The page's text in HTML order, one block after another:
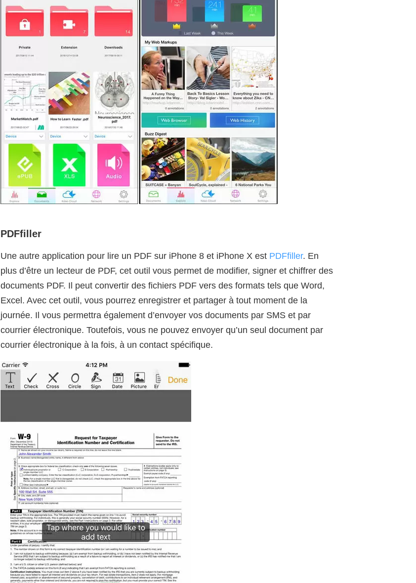
PDFfiller
Une autre application pour lire un PDF sur iPhone 8 et iPhone X est PDFfiller. En
plus d’être un lecteur de PDF, cet outil vous permet de modifier, signer et chiffrer des
documents PDF. Il peut convertir des fichiers PDF vers des formats tels que Word,
Excel. Avec cet outil, vous pourrez enregistrer et partager à tout moment de la
journée. Il vous permettra également d’envoyer vos documents par SMS et par
courrier électronique. Toutefois, vous ne pouvez envoyer qu’un seul document par
courrier électronique à la fois, à un contact spécifique.